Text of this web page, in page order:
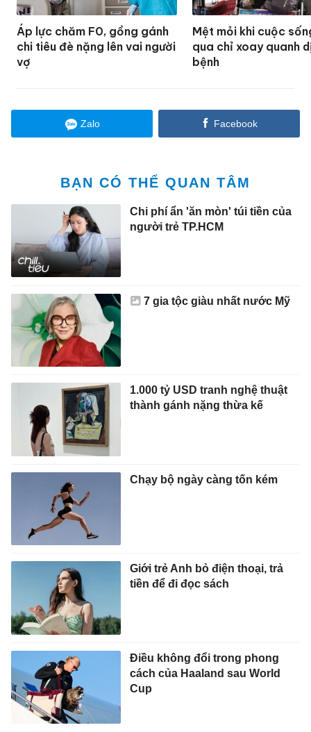
Áp lực chăm F0, gồng gánh
chi tiêu đè nặng lên vai người
vợ
Mệt mỏi khi cuộc
qua chỉ xoay quanh
bệnh
Zalo Facebook
BẠN CÓ THỂ QUAN TÂM
Chi phí ẩn 'ăn mòn' túi tiền của
người trẻ TP.HCM
7 gia tộc giàu nhất nước Mỹ
1.000 tỷ USD tranh nghệ thuật
thành gánh nặng thừa kế
Chạy bộ ngày càng tốn kém
Giới trẻ Anh bỏ điện thoại, trả
tiền để đi đọc sách
Điều không đổi trong phong
cách của Haaland sau World
Cup